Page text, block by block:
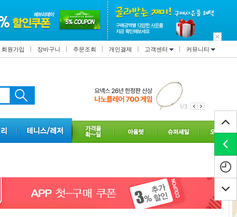
회원가입 장바구니 주문조회 개인결제 고객센터 커뮤니티
1/3